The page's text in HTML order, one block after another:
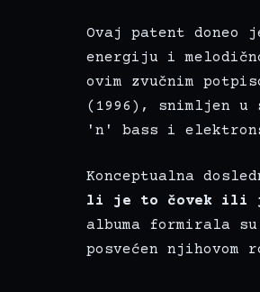
Ovaj patent doneo
energiju i
ovim zvučnim
(1996), snimljen u
'n' bass i
Konceptualna
li je to čovek ili
albuma formirala
posvećen njihovom